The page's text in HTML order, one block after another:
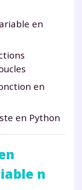
en
en
en Python
n